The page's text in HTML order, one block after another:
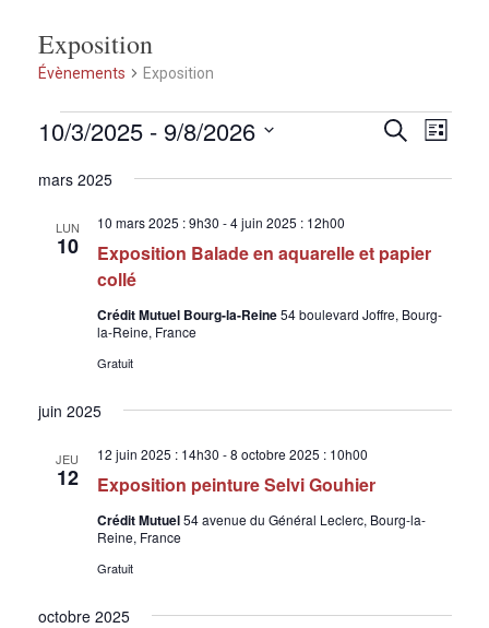
Exposition
Évènements Exposition
Évènements
Recherche
vues
Recherche
vues
Liste
10/3/2025 - 9/8/2026
une
mars 2025
LUN
10
Exposition Balade en aquarelle et papier
collé
10 mars 2025 : 9h30 -4 juin 2025 : 12h00
Crédit Mutuel Bourg-la-Reine54 boulevard Joffre, Bourg-
la-Reine, France
Gratuit
juin 2025
JEU
12 Exposition peinture Selvi Gouhier
12 juin 2025 : 14h30 -8 octobre 2025 : 10h00
Crédit Mutuel54 avenue du Général Leclerc, Bourg-la-
Reine, France
Gratuit
octobre 2025